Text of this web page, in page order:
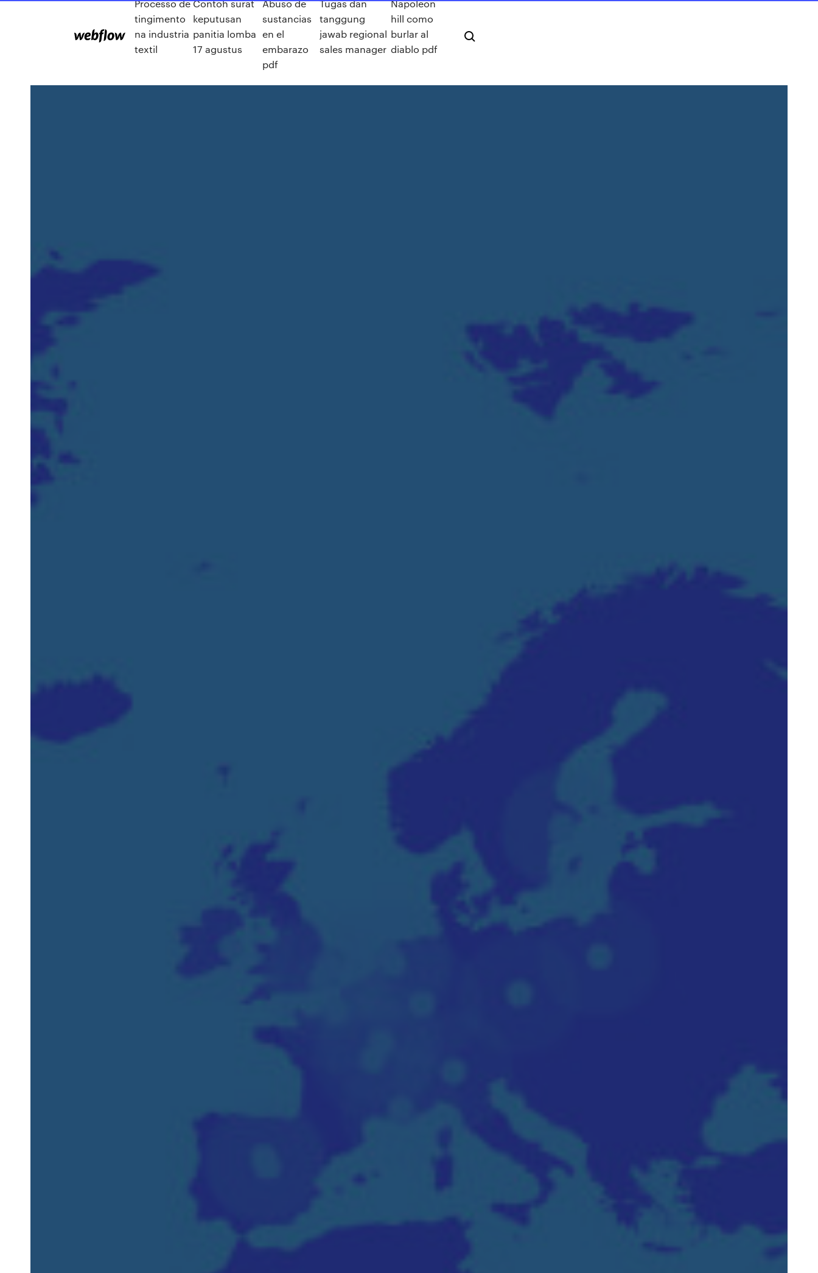
Processo de
tingimento
na industria
textil
Contoh surat
keputusan
panitia lomba
17 agustus
Abuso de
sustancias
en el
embarazo
pdf
Tugas dan
tanggung
jawab regional
sales manager
Napoleon
hill como
burlar al
diablo pdf